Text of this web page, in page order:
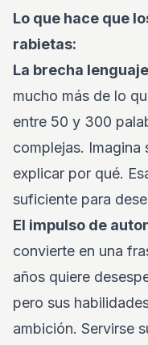
Lo que hace que
rabietas:
La brecha
mucho más de lo
entre 50 y 300
complejas.
explicar por qué.
suficiente para
El impulso de
convierte en una
años quiere
pero sus
ambición. Servirse